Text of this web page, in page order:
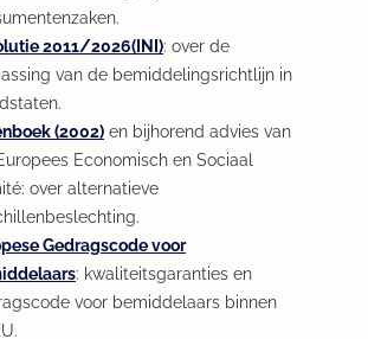
s
i
a
n
e
w
t
a
b
e
n
i
n
a
n
e
w
t
2011/2026(INI)(
O
e
n
n
a
n
: over de
van de bemiddelingsrichtlijn in
(2002)(
O
p
e
n
s
i
en bijhorend advies van
Economisch en Sociaal
over alternatieve
Gedragscode voor
(
O
: kwaliteitsgaranties en
voor bemiddelaars binnen